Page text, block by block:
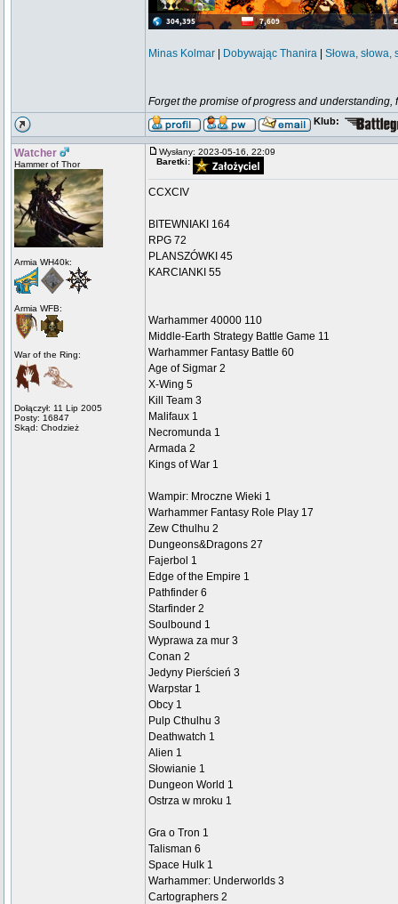
Minas Kolmar Dobywając Thanira Słowa, słowa,
Forget the promise of progress and
Klub:
Watcher
Hammer of Thor
Armia WH40k:
Armia WFB:
War of the Ring:
Dołączył: 11 Lip 2005
Posty: 16847
Skąd: Chodzież
Wysłany: 2023-05-16, 22:09
Baretki:
CCXCIV
BITEWNIAKI 164
RPG 72
PLANSZÓWKI 45
KARCIANKI 55
Warhammer 40000 110
Middle-Earth Strategy Battle Game 11
Warhammer Fantasy Battle 60
Age of Sigmar 2
X-Wing 5
Kill Team 3
Malifaux 1
Necromunda 1
Armada 2
Kings of War 1
Wampir: Mroczne Wieki 1
Warhammer Fantasy Role Play 17
Zew Cthulhu 2
Dungeons&Dragons 27
Fajerbol 1
Edge of the Empire 1
Pathfinder 6
Starfinder 2
Soulbound 1
Wyprawa za mur 3
Conan 2
Jedyny Pierścień 3
Warpstar 1
Obcy 1
Pulp Cthulhu 3
Deathwatch 1
Alien 1
Słowianie 1
Dungeon World 1
Ostrza w mroku 1
Gra o Tron 1
Talisman 6
Space Hulk 1
Warhammer: Underworlds 3
Cartographers 2